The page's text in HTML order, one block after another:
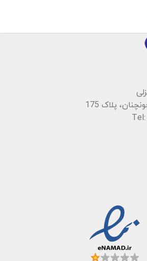
پلاک 175